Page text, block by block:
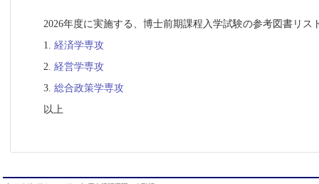
2026年度に実施する、博士前期課程入学試験の参考図書リス
1. 経済学専攻
2. 経営学専攻
3. 総合政策学専攻
以上